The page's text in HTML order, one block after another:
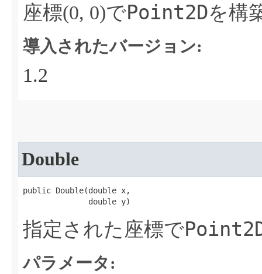
座標(0, 0)でPoint2Dを構
導入されたバージョン:
1.2
Double
public Double​(double x,
              double y)
指定された座標で
パラメータ: